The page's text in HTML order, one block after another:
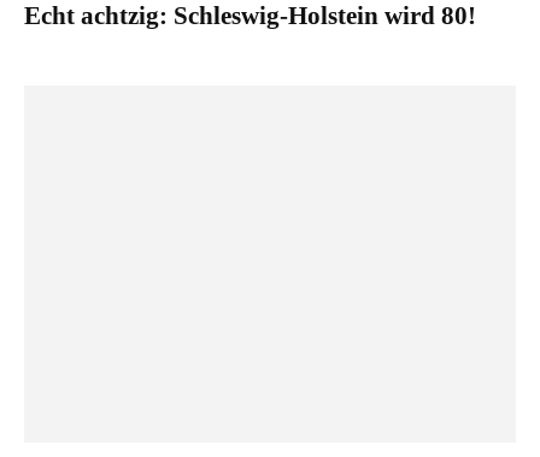
Echt achtzig: Schleswig-Holstein wird 80!